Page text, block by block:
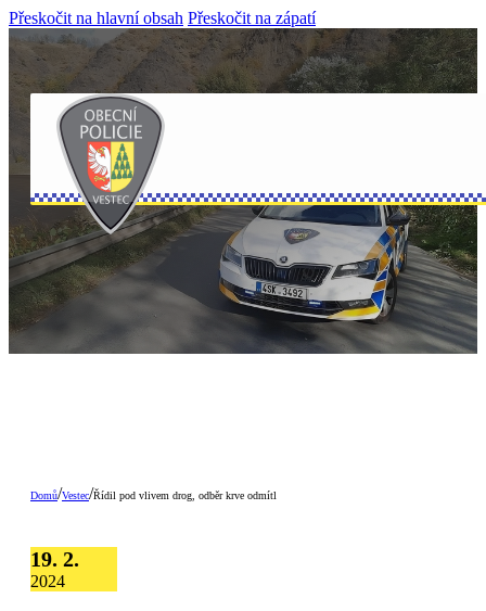
Přeskočit na hlavní obsah Přeskočit na zápatí
Domů/Vestec/Řídil pod vlivem drog, odběr krve odmítl
19. 2.
2024